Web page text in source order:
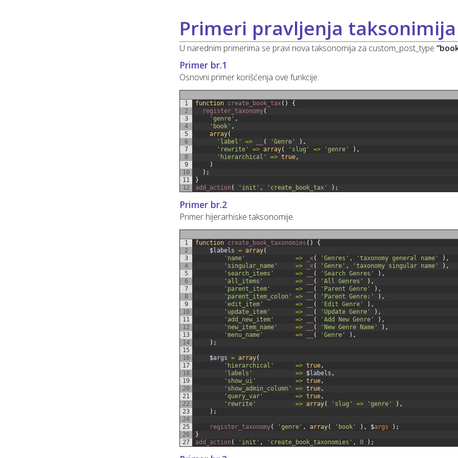
Primeri pravljenja taksonimija
U narednim primerima se pravi nova taksonomija za custom_post_type
Primer br.1
Osnovni primer korišćenja ove funkcije:
1
2
3
4
5
6
7
8
9
10
11
12
function create_book_tax( )
{
register_taxonomy(
'genre' ,
'book' ,
array(
'label'
=> ( 'Genre' ) ,
'rewrite'
=> array( 'slug' => 'genre' ) ,
'hierarchical'
=> true,
)
) ;
}
add_action ( 'init' , 'create_book_tax' ) ;
Primer br.2
Primer hijerarhiske taksonomije.
1
2
3
4
5
6
7
8
9
10
11
12
13
14
15
16
17
18
19
20
21
22
23
24
25
26
27
function create_book_taxonomies ( )
{
$labels = array(
'name'
=> _x( 'Genres' , 'taxonomy general name' ) ,
'singular_name'
=> _x( 'Genre' , 'taxonomy singular name' ) ,
'search_items'
=> ( 'Search Genres' ) ,
'all_items'
=> ( 'All Genres' ) ,
'parent_item'
=> ( 'Parent Genre' ) ,
'parent_item_colon'
=> ( 'Parent Genre:' ) ,
'edit_item'
=> ( 'Edit Genre' ) ,
'update_item'
=> ( 'Update Genre' ) ,
'add_new_item'
=> ( 'Add New Genre' ) ,
'new_item_name'
=> ( 'New Genre Name' ) ,
'menu_name'
=> ( 'Genre' ) ,
) ;
$args = array(
'hierarchical'
=> true,
'labels'
=> $labels ,
'show_ui'
=> true,
'show_admin_column'
=> true,
'query_var'
=> true,
'rewrite'
=> array( 'slug' => 'genre' ) ,
) ;
register_taxonomy( 'genre' , array( 'book' ) , $args ) ;
}
add_action ( 'init' , 'create_book_taxonomies' , 0 ) ;